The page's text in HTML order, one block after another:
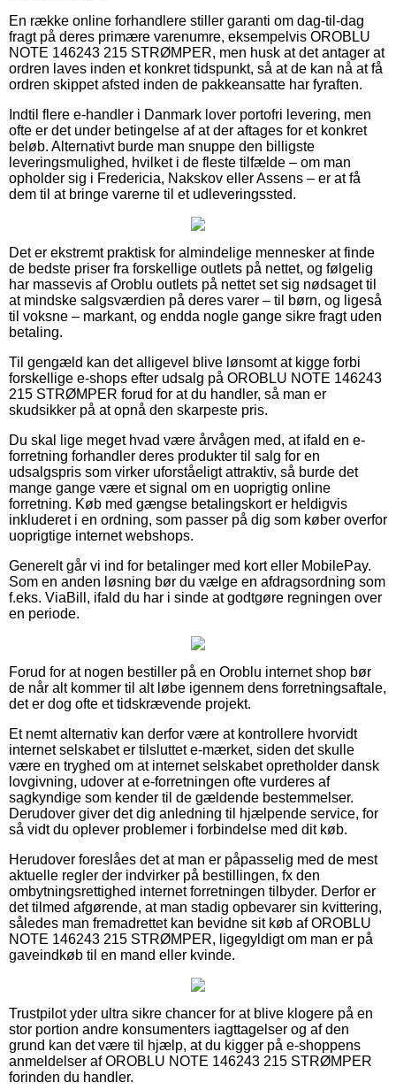
En række online forhandlere stiller garanti om dag-til-dag
fragt på deres primære varenumre, eksempelvis OROBLU
NOTE 146243 215 STRØMPER, men husk at det antager at
ordren laves inden et konkret tidspunkt, så at de kan nå at få
ordren skippet afsted inden de pakkeansatte har fyraften.
Indtil flere e-handler i Danmark lover portofri levering, men
ofte er det under betingelse af at der aftages for et konkret
beløb. Alternativt burde man snuppe den billigste
leveringsmulighed, hvilket i de fleste tilfælde – om man
opholder sig i Fredericia, Nakskov eller Assens – er at få
dem til at bringe varerne til et udleveringssted.
Det er ekstremt praktisk for almindelige mennesker at finde
de bedste priser fra forskellige outlets på nettet, og følgelig
har massevis af Oroblu outlets på nettet set sig nødsaget til
at mindske salgsværdien på deres varer – til børn, og ligeså
til voksne – markant, og endda nogle gange sikre fragt uden
betaling.
Til gengæld kan det alligevel blive lønsomt at kigge forbi
forskellige e-shops efter udsalg på OROBLU NOTE 146243
215 STRØMPER forud for at du handler, så man er
skudsikker på at opnå den skarpeste pris.
Du skal lige meget hvad være årvågen med, at ifald en e-
forretning forhandler deres produkter til salg for en
udsalgspris som virker uforståeligt attraktiv, så burde det
mange gange være et signal om en uoprigtig online
forretning. Køb med gængse betalingskort er heldigvis
inkluderet i en ordning, som passer på dig som køber overfor
uoprigtige internet webshops.
Generelt går vi ind for betalinger med kort eller MobilePay.
Som en anden løsning bør du vælge en afdragsordning som
f.eks. ViaBill, ifald du har i sinde at godtgøre regningen over
en periode.
Forud for at nogen bestiller på en Oroblu internet shop bør
de når alt kommer til alt løbe igennem dens forretningsaftale,
det er dog ofte et tidskrævende projekt.
Et nemt alternativ kan derfor være at kontrollere hvorvidt
internet selskabet er tilsluttet e-mærket, siden det skulle
være en tryghed om at internet selskabet opretholder dansk
lovgivning, udover at e-forretningen ofte vurderes af
sagkyndige som kender til de gældende bestemmelser.
Derudover giver det dig anledning til hjælpende service, for
så vidt du oplever problemer i forbindelse med dit køb.
Herudover foreslåes det at man er påpasselig med de mest
aktuelle regler der indvirker på bestillingen, fx den
ombytningsrettighed internet forretningen tilbyder. Derfor er
det tilmed afgørende, at man stadig opbevarer sin kvittering,
således man fremadrettet kan bevidne sit køb af OROBLU
NOTE 146243 215 STRØMPER, ligegyldigt om man er på
gaveindkøb til en mand eller kvinde.
Trustpilot yder ultra sikre chancer for at blive klogere på en
stor portion andre konsumenters iagttagelser og af den
grund kan det være til hjælp, at du kigger på e-shoppens
anmeldelser af OROBLU NOTE 146243 215 STRØMPER
forinden du handler.